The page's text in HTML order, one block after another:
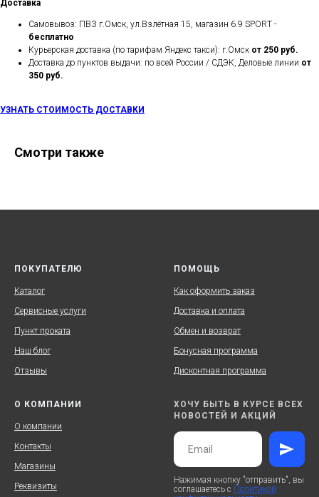
Доставка
Самовывоз: ПВЗ г.Омск, ул.Взлётная 15, магазин 6.9 SPORT -
бесплатно
Курьерская доставка (по тарифам Яндекс такси): г.Омск от 250 руб.
Доставка до пунктов выдачи: по всей России / СДЭК, Деловые линии от
350 руб.
УЗНАТЬ СТОИМОСТЬ ДОСТАВКИ
Смотри также
ПОКУПАТЕЛЮ
Каталог
Сервисные услуги
Пункт проката
Наш блог
Отзывы
ПОМОЩЬ
Как оформить заказ
Доставка и оплата
Обмен и возврат
Бонусная программа
Дисконтная программа
О КОМПАНИИ
О компании
Контакты
Магазины
Реквизиты
ХОЧУ БЫТЬ В КУРСЕ ВСЕХ
НОВОСТЕЙ И АКЦИЙ
Нажимая кнопку "отправить", вы
соглашаетесь с Политикой